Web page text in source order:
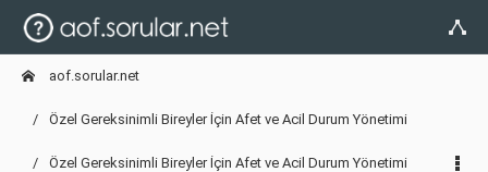
aof.sorular.net
Özel Gereksinimli Bireyler İçin Afet ve Acil Durum Yönetimi
Özel Gereksinimli Bireyler İçin Afet ve Acil Durum Yönetimi